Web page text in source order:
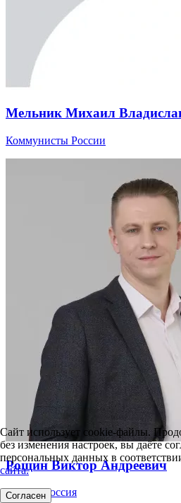
Мельник Михаил
Коммунисты России
Рощин Виктор Андреевич
Единая Россия
Сайт использует cookie-файлы.
без изменения настроек, вы даёте
персональных данных в
сайта.
Согласен